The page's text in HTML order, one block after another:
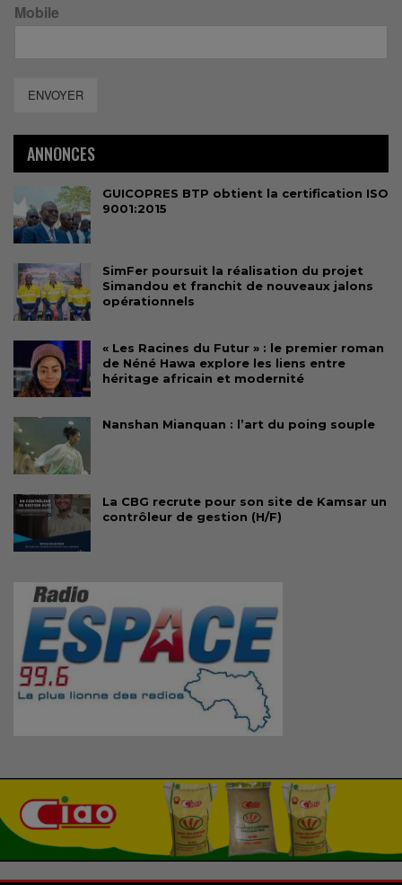
Mobile
ENVOYER
ANNONCES
GUICOPRES BTP obtient la certification ISO
9001:2015
SimFer poursuit la réalisation du projet
Simandou et franchit de nouveaux jalons
opérationnels
« Les Racines du Futur » : le premier roman
de Néné Hawa explore les liens entre
héritage africain et modernité
Nanshan Mianquan : l’art du poing souple
La CBG recrute pour son site de Kamsar un
contrôleur de gestion (H/F)